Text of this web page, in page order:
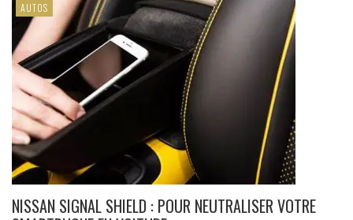
AUTOS
NISSAN SIGNAL SHIELD : POUR NEUTRALISER VOTRE